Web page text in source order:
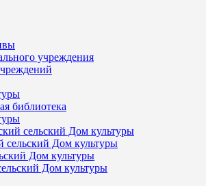
учреждения
библиотека
сельский Дом культуры
сельский Дом культуры
Дом культуры
Дом культуры